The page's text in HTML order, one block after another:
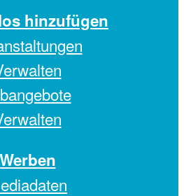
hinzufügen
Werben